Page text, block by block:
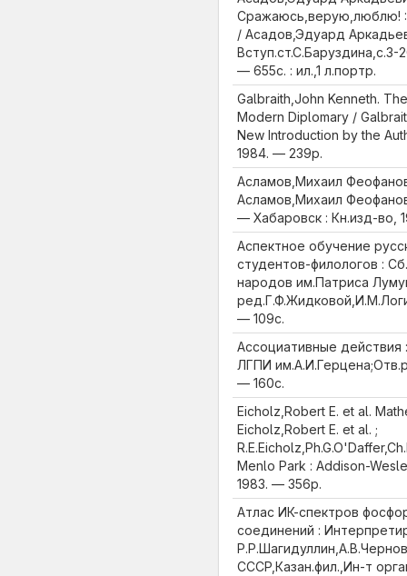
Сражаюсь,верую,люблю!
/ Асадов,Эдуард
— 655с. : ил.,1 л.портр.
Galbraith,John Kenneth.
Modern Diplomary /
New Introduction by the
1984. — 239p.
Асламов,Михаил
Асламов,Михаил
— Хабаровск : Кн.изд-во,
Аспектное обучение
студентов-филологов :
народов им.Патриса
— 109с.
Ассоциативные действия
ЛГПИ
— 160с.
Eicholz,Robert E. et al.
Eicholz,Robert E. et al. ;
Menlo Park : Addison-
1983. — 356p.
Атлас ИК-спектров
соединений :
СССР,Казан.фил.,Ин-т